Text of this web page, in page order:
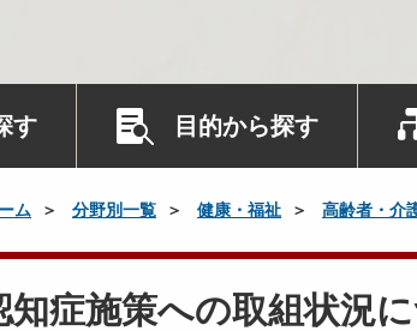
す 目的から探す
ム 分野別一覧 健康・福祉 高齢者・介
知症施策への取組状況